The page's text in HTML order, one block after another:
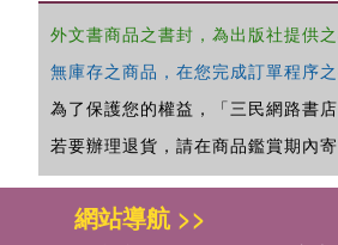
外文書商品之書封，為出版社提供
無庫存之商品，在您完成訂單程序
為了保護您的權益，「三民網路書店
若要辦理退貨，請在商品鑑賞期內
網站導航 >>